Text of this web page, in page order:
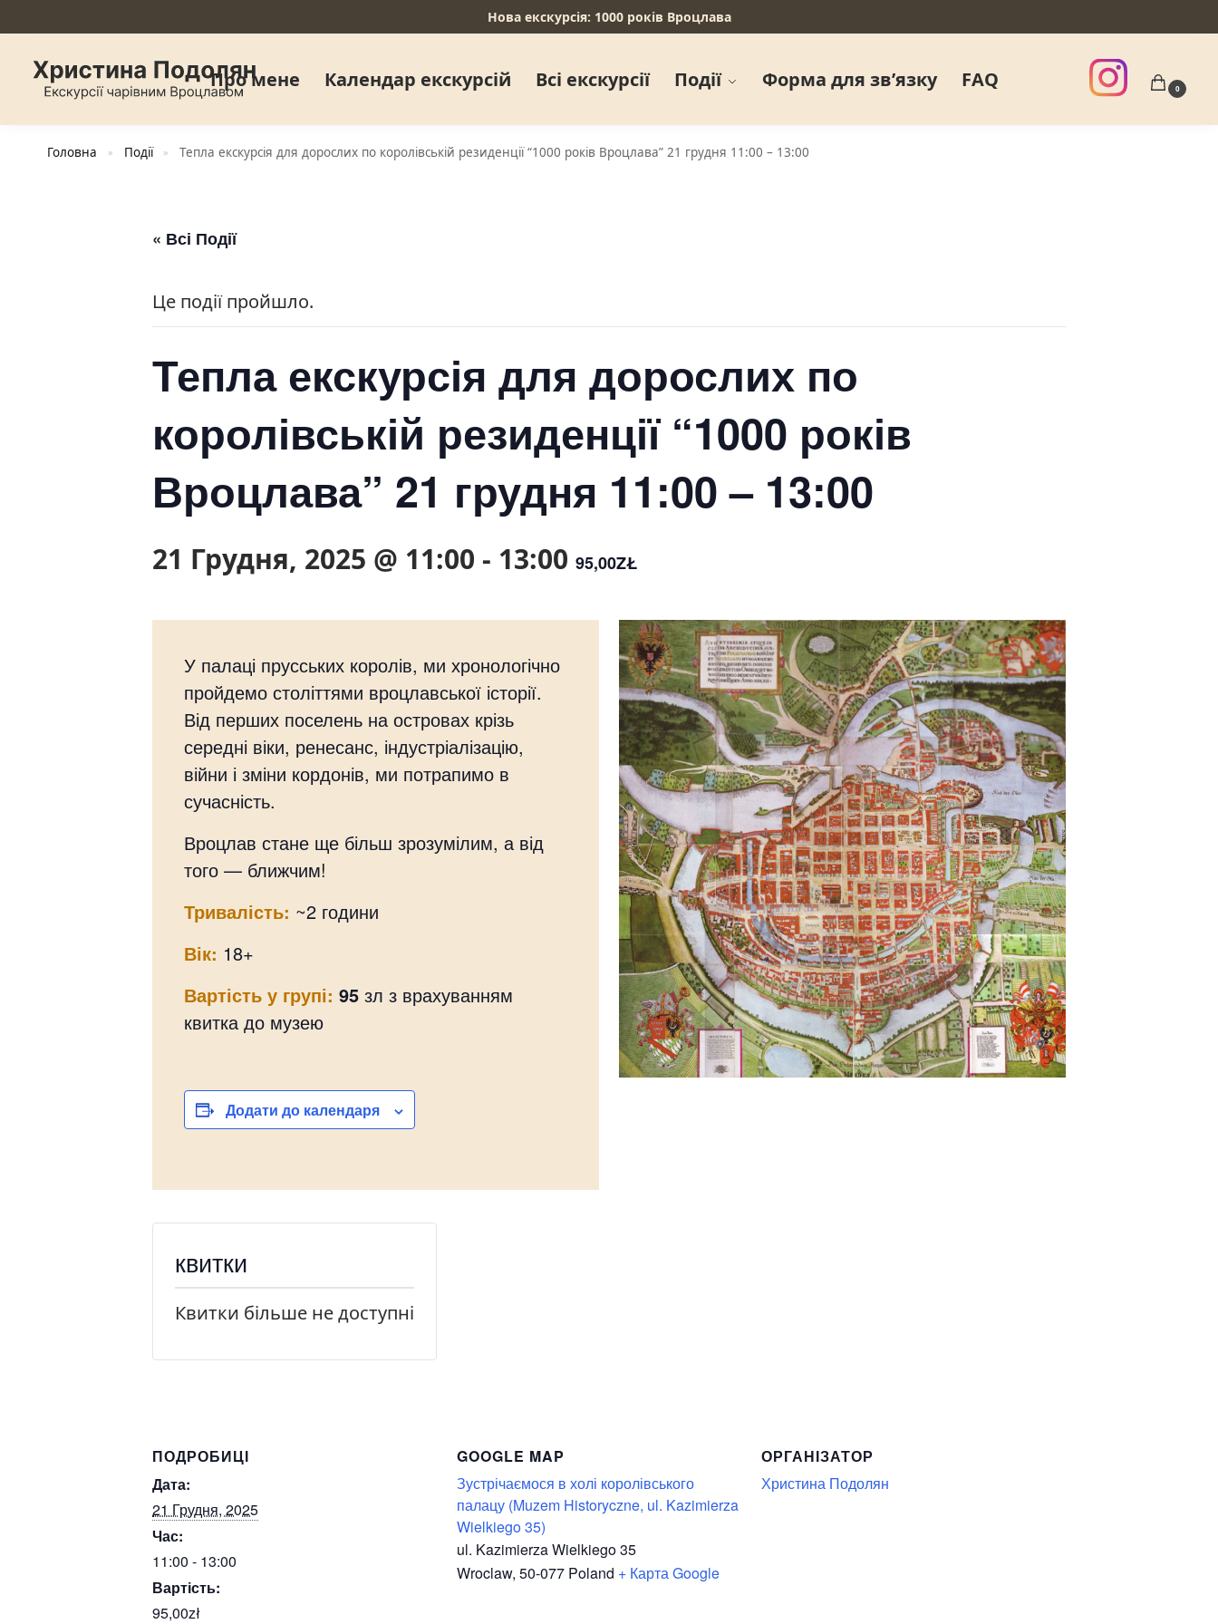
Нова екскурсія: 1000 років Вроцлава
Про мене Календар екскурсій Всі екскурсії Події Форма для звʼязку FAQ 0
Головна » Події » Тепла екскурсія для дорослих по королівській резиденції “1000 років Вроцлава” 21 грудня 11:00 – 13:00
« Всі Події
Це події пройшло.
Тепла екскурсія для дорослих по
королівській резиденції “1000 років
Вроцлава” 21 грудня 11:00 – 13:00
21 Грудня, 2025 @ 11:00 - 13:00 95,00ZŁ
У палаці прусських королів, ми хронологічно
пройдемо століттями вроцлавської історії.
Від перших поселень на островах крізь
середні віки, ренесанс, індустріалізацію,
війни і зміни кордонів, ми потрапимо в
сучасність.
Вроцлав стане ще більш зрозумілим, а від
того — ближчим!
Тривалість: ~2 години
Вік: 18+
Вартість у групі: 95 зл з врахуванням
квитка до музею
Додати до календаря
ПОДРОБИЦІ
Дата:
21 Грудня, 2025
Час:
11:00 - 13:00
Вартість:
95,00zł
GOOGLE MAP
Зустрічаємося в холі королівського
палацу (Muzem Historyczne, ul. Kazimierza
Wielkiego 35)
ul. Kazimierza Wielkiego 35
Wroclaw, 50-077 Poland + Карта Google
ОРГАНІЗАТОР
Христина Подолян
квитки
Квитки більше не доступні